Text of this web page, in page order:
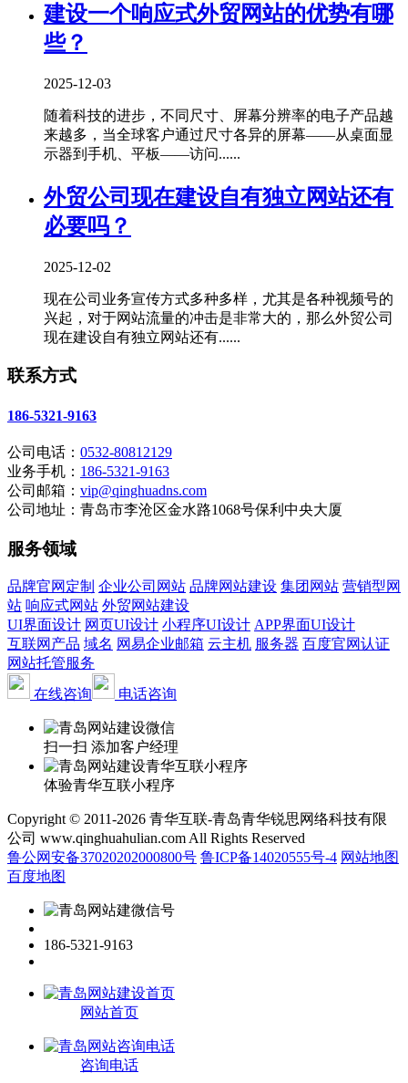
建设一个响应式外贸网站的优势有哪
些？
2025-12-03
随着科技的进步，不同尺寸、屏幕分辨率的电子产品越
来越多，当全球客户通过尺寸各异的屏幕——从桌面显
示器到手机、平板——访问......
外贸公司现在建设自有独立网站还有
必要吗？
2025-12-02
现在公司业务宣传方式多种多样，尤其是各种视频号的
兴起，对于网站流量的冲击是非常大的，那么外贸公司
现在建设自有独立网站还有......
联系方式
186-5321-9163
公司电话： 0532-80812129
业务手机： 186-5321-9163
公司邮箱： vip@qinghuadns.com
公司地址：青岛市李沧区金水路1068号保利中央大厦
服务领域
品牌官网定制 企业公司网站 品牌网站建设 集团网站 营销型网
站 响应式网站 外贸网站建设
UI界面设计 网页UI设计 小程序UI设计 APP界面UI设计
互联网产品 域名 网易企业邮箱 云主机 服务器 百度官网认证
网站托管服务
在线咨询
电话咨询
扫一扫 添加客户经理
体验青华互联小程序
Copyright © 2011-2026 青华互联-青岛青华锐思网络科技有限
公司 www.qinghuahulian.com All Rights Reserved
鲁公网安备37020202000800号 鲁ICP备14020555号-4 网站地图
百度地图
186-5321-9163
网站首页
咨询电话